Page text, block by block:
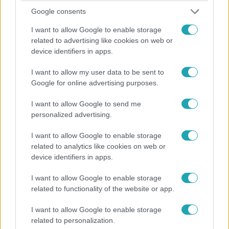
Google consents
I want to allow Google to enable storage
related to advertising like cookies on web or
device identifiers in apps.
I want to allow my user data to be sent to
Google for online advertising purposes.
I want to allow Google to send me
personalized advertising.
I want to allow Google to enable storage
related to analytics like cookies on web or
device identifiers in apps.
I want to allow Google to enable storage
related to functionality of the website or app.
I want to allow Google to enable storage
related to personalization.
azonban teljesen más hangulatban szeretne főzni.
Persze, a Finálé esélyeiről és a legszebb emlékeiről is
kifaggattuk.
A Konyhafőnök
2019. június 3. 13:30
Ákos ezt a feladatot szeretné még átélni a
Konyhafőnökben